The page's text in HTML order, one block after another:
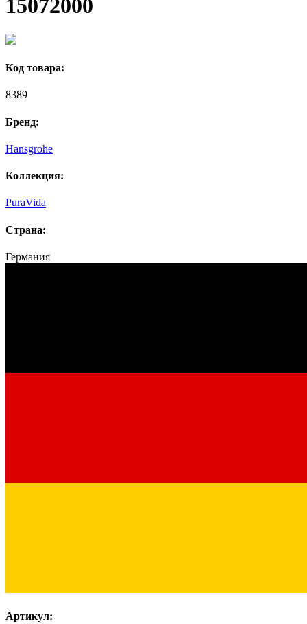
15072000
Код товара:
8389
Бренд:
Hansgrohe
Коллекция:
PuraVida
Страна:
Германия
Артикул: